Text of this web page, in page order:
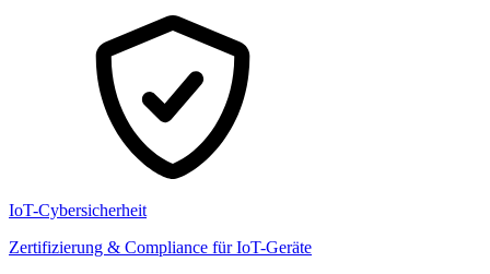
IoT-Cybersicherheit
Zertifizierung & Compliance für IoT-Geräte